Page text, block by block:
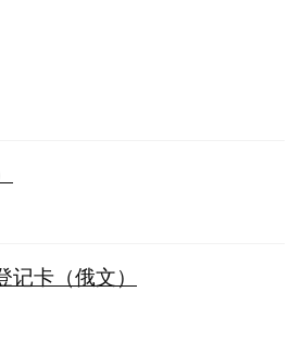
记卡（俄文）